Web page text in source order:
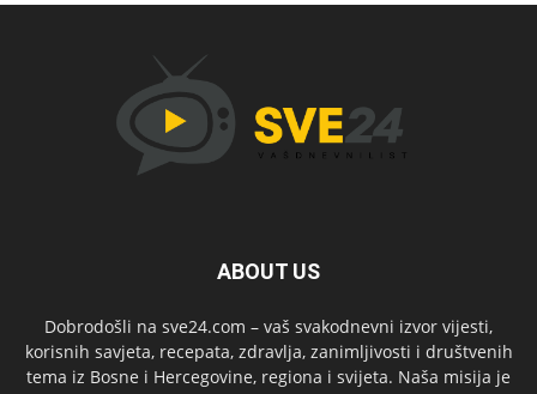
ABOUT US
Dobrodošli na sve24.com – vaš svakodnevni izvor vijesti,
korisnih savjeta, recepata, zdravlja, zanimljivosti i društvenih
tema iz Bosne i Hercegovine, regiona i svijeta. Naša misija je